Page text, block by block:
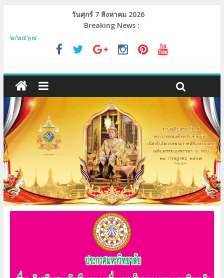
วันศุกร์ 7 สิงหาคม 2026
Breaking News :
รายชื่อผู้มีสิทธิสอบประเมินทักษะการใช้เทคโนโลยีสารสนเทศ ครัังที่
เชิญนิสิต วิทยาลัยสงฆ์เลยทุก/รูปคน เข้าใช้ Google Workspace
ขอเชิญบุคลากรและนิสิตเข้าร่วมโครงการวันปฐมนิเทศนิสิตใหม่
และวันบูรพาจารย์
กำหนดปฐมนิเทศและต้อนรับนิสิตใหม่ ปี ๒๕๖๗
รายชื่อผู้มีสิทธิสอบประเมินทักษะการใช้เทคโนโลยีสารสนเทศ ครัังที่
๑/๒๕๖๗